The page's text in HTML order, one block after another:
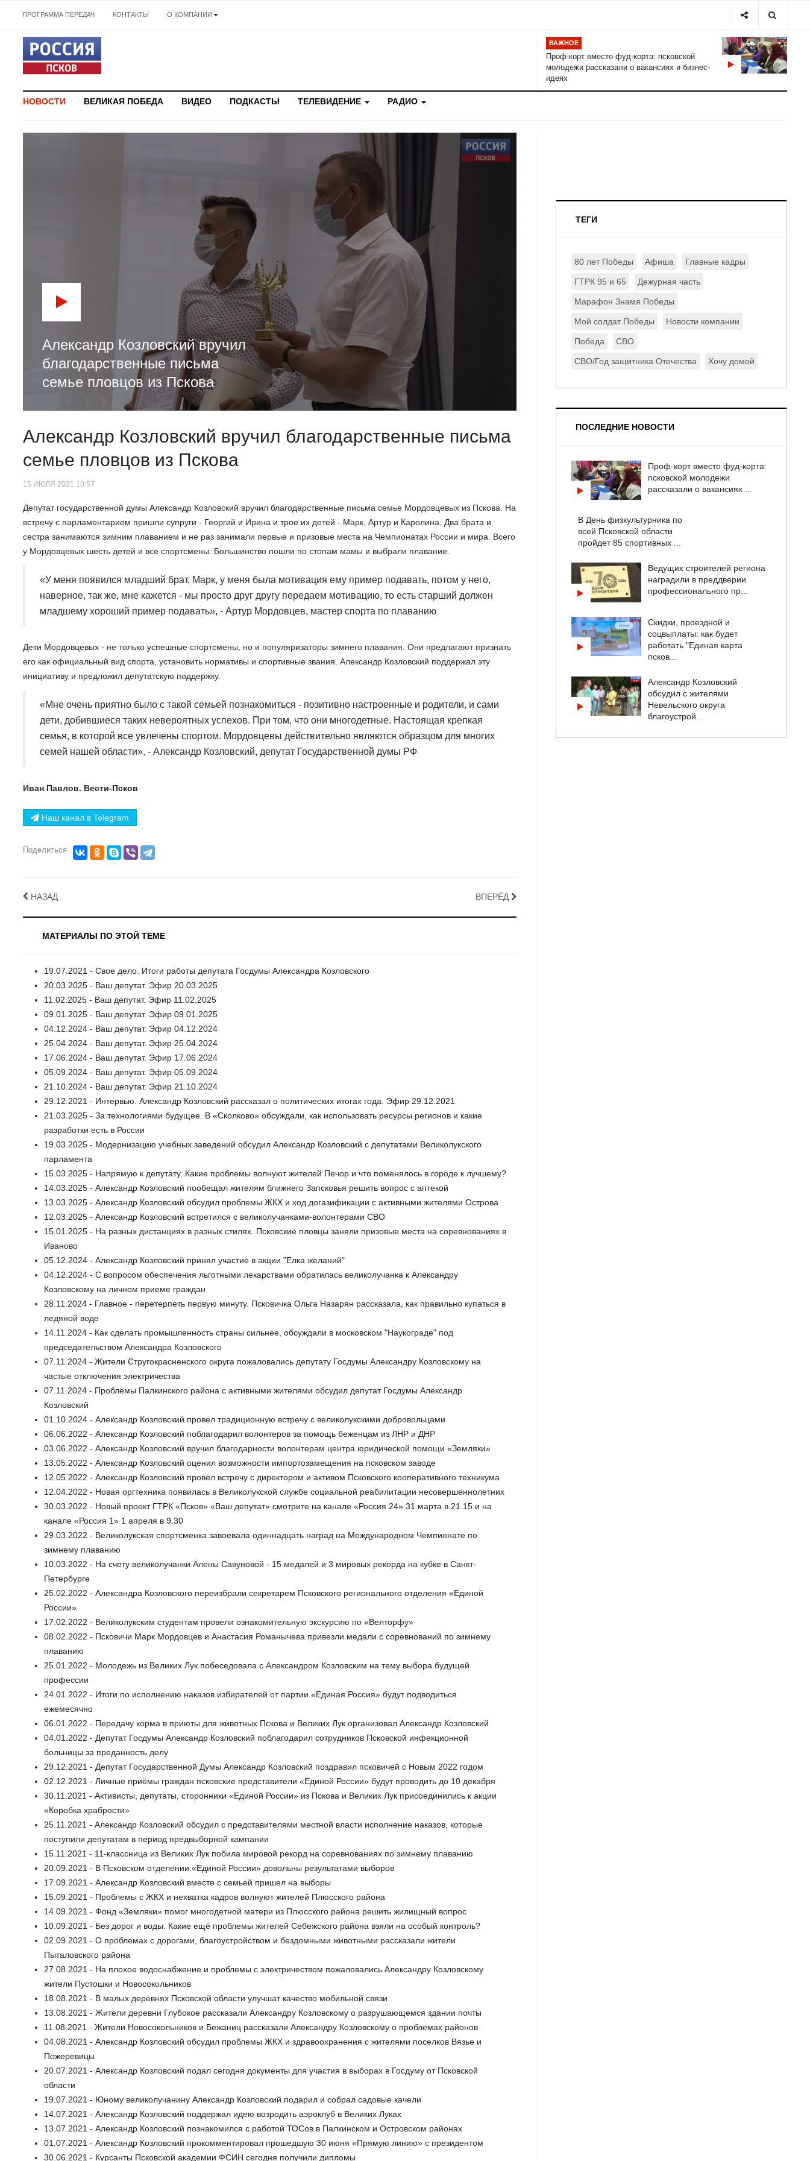
ПРОГРАММА ПЕРЕДАЧ КОНТАКТЫ О КОМПАНИИ
ВАЖНОЕ
Проф-корт вместо фуд-корта: псковской
молодежи рассказали о вакансиях и бизнес-
идеях
НОВОСТИ ВЕЛИКАЯ ПОБЕДА ВИДЕО ПОДКАСТЫ ТЕЛЕВИДЕНИЕ РАДИО
Александр Козловский вручил
благодарственные письма
семье пловцов из Пскова
Александр Козловский вручил благодарственные письма
семье пловцов из Пскова
15 ИЮЛЯ 2021 10:57
Депутат государственной думы Александр Козловский вручил благодарственные письма семье Мордовцевых из Пскова. На
встречу с парламентарием пришли супруги - Георгий и Ирина и трое их детей - Марк, Артур и Каролина. Два брата и
сестра занимаются зимним плаванием и не раз занимали первые и призовые места на Чемпионатах России и мира. Всего
у Мордовцевых шесть детей и все спортсмены. Большинство пошли по стопам мамы и выбрали плавание.
«У меня появился младший брат, Марк, у меня была мотивация ему пример подавать, потом у него,
наверное, так же, мне кажется - мы просто друг другу передаем мотивацию, то есть старший должен
младшему хороший пример подавать», - Артур Мордовцев, мастер спорта по плаванию
Дети Мордовцевых - не только успешные спортсмены, но и популяризаторы зимнего плавания. Они предлагают признать
его как официальный вид спорта, установить нормативы и спортивные звания. Александр Козловский поддержал эту
инициативу и предложил депутатскую поддержку.
«Мне очень приятно было с такой семьей познакомиться - позитивно настроенные и родители, и сами
дети, добившиеся таких невероятных успехов. При том, что они многодетные. Настоящая крепкая
семья, в которой все увлечены спортом. Мордовцевы действительно являются образцом для многих
семей нашей области», - Александр Козловский, депутат Государственной думы РФ
Иван Павлов. Вести-Псков
Наш канал в Telegram
Поделиться
НАЗАД ВПЕРЁД
МАТЕРИАЛЫ ПО ЭТОЙ ТЕМЕ
19.07.2021 - Свое дело. Итоги работы депутата Госдумы Александра Козловского
20.03.2025 - Ваш депутат. Эфир 20.03.2025
11.02.2025 - Ваш депутат. Эфир 11.02.2025
09.01.2025 - Ваш депутат. Эфир 09.01.2025
04.12.2024 - Ваш депутат. Эфир 04.12.2024
25.04.2024 - Ваш депутат. Эфир 25.04.2024
17.06.2024 - Ваш депутат. Эфир 17.06.2024
05.09.2024 - Ваш депутат. Эфир 05.09.2024
21.10.2024 - Ваш депутат. Эфир 21.10.2024
29.12.2021 - Интервью. Александр Козловский рассказал о политических итогах года. Эфир 29.12.2021
21.03.2025 - За технологиями будущее. В «Сколково» обсуждали, как использовать ресурсы регионов и какие
разработки есть в России
19.03.2025 - Модернизацию учебных заведений обсудил Александр Козловский с депутатами Великолукского
парламента
15.03.2025 - Напрямую к депутату. Какие проблемы волнуют жителей Печор и что поменялось в городе к лучшему?
14.03.2025 - Александр Козловский пообещал жителям ближнего Запсковья решить вопрос с аптекой
13.03.2025 - Александр Козловский обсудил проблемы ЖКХ и ход догазификации с активными жителями Острова
12.03.2025 - Александр Козловский встретился с великолучанками-волонтерами СВО
15.01.2025 - На разных дистанциях в разных стилях. Псковские пловцы заняли призовые места на соревнованиях в
Иваново
05.12.2024 - Александр Козловский принял участие в акции "Елка желаний"
04.12.2024 - С вопросом обеспечения льготными лекарствами обратилась великолучанка к Александру
Козловскому на личном приеме граждан
28.11.2024 - Главное - перетерпеть первую минуту. Псковичка Ольга Назарян рассказала, как правильно купаться в
ледяной воде
14.11.2024 - Как сделать промышленность страны сильнее, обсуждали в московском "Наукограде" под
председательством Александра Козловского
07.11.2024 - Жители Стругокрасненского округа пожаловались депутату Госдумы Александру Козловскому на
частые отключения электричества
07.11.2024 - Проблемы Палкинского района с активными жителями обсудил депутат Госдумы Александр
Козловский
01.10.2024 - Александр Козловский провел традиционную встречу с великолукскими добровольцами
06.06.2022 - Александр Козловский поблагодарил волонтеров за помощь беженцам из ЛНР и ДНР
03.06.2022 - Александр Козловский вручил благодарности волонтерам центра юридической помощи «Земляки»
13.05.2022 - Александр Козловский оценил возможности импортозамещения на псковском заводе
12.05.2022 - Александр Козловский провёл встречу с директором и активом Псковского кооперативного техникума
12.04.2022 - Новая оргтехника появилась в Великолукской службе социальной реабилитации несовершеннолетних
30.03.2022 - Новый проект ГТРК «Псков» «Ваш депутат» смотрите на канале «Россия 24» 31 марта в 21.15 и на
канале «Россия 1» 1 апреля в 9.30
29.03.2022 - Великолукская спортсменка завоевала одиннадцать наград на Международном Чемпионате по
зимнему плаванию
10.03.2022 - На счету великолучанки Алены Савуновой - 15 медалей и 3 мировых рекорда на кубке в Санкт-
Петербурге
25.02.2022 - Александра Козловского переизбрали секретарем Псковского регионального отделения «Единой
России»
17.02.2022 - Великолукским студентам провели ознакомительную экскурсию по «Велторфу»
08.02.2022 - Псковичи Марк Мордовцев и Анастасия Романычева привезли медали с соревнований по зимнему
плаванию
25.01.2022 - Молодежь из Великих Лук побеседовала с Александром Козловским на тему выбора будущей
профессии
24.01.2022 - Итоги по исполнению наказов избирателей от партии «Единая Россия» будут подводиться
ежемесячно
06.01.2022 - Передачу корма в приюты для животных Пскова и Великих Лук организовал Александр Козловский
04.01.2022 - Депутат Госдумы Александр Козловский поблагодарил сотрудников Псковской инфекционной
больницы за преданность делу
29.12.2021 - Депутат Государственной Думы Александр Козловский поздравил псковичей с Новым 2022 годом
02.12.2021 - Личные приёмы граждан псковские представители «Единой России» будут проводить до 10 декабря
30.11.2021 - Активисты, депутаты, сторонники «Единой России» из Пскова и Великих Лук присоединились к акции
«Коробка храбрости»
25.11.2021 - Александр Козловский обсудил с представителями местной власти исполнение наказов, которые
поступили депутатам в период предвыборной кампании
15.11.2021 - 11-классница из Великих Лук побила мировой рекорд на соревнованиях по зимнему плаванию
20.09.2021 - В Псковском отделении «Единой России» довольны результатами выборов
17.09.2021 - Александр Козловский вместе с семьей пришел на выборы
15.09.2021 - Проблемы с ЖКХ и нехватка кадров волнуют жителей Плюсского района
14.09.2021 - Фонд «Земляки» помог многодетной матери из Плюсского района решить жилищный вопрос
10.09.2021 - Без дорог и воды. Какие ещё проблемы жителей Себежского района взяли на особый контроль?
02.09.2021 - О проблемах с дорогами, благоустройством и бездомными животными рассказали жители
Пыталовского района
27.08.2021 - На плохое водоснабжение и проблемы с электричеством пожаловались Александру Козловскому
жители Пустошки и Новосокольников
18.08.2021 - В малых деревнях Псковской области улучшат качество мобильной связи
13.08.2021 - Жители деревни Глубокое рассказали Александру Козловскому о разрушающемся здании почты
11.08.2021 - Жители Новосокольников и Бежаниц рассказали Александру Козловскому о проблемах районов
04.08.2021 - Александр Козловский обсудил проблемы ЖКХ и здравоохранения с жителями поселков Вязье и
Пожеревицы
20.07.2021 - Александр Козловский подал сегодня документы для участия в выборах в Госдуму от Псковской
области
19.07.2021 - Юному великолучанину Александр Козловский подарил и собрал садовые качели
14.07.2021 - Александр Козловский поддержал идею возродить аэроклуб в Великих Луках
13.07.2021 - Александр Козловский познакомился с работой ТОСов в Палкинском и Островском районах
01.07.2021 - Александр Козловский прокомментировал прошедшую 30 июня «Прямую линию» с президентом
30.06.2021 - Курсанты Псковской академии ФСИН сегодня получили дипломы
ТЕГИ
80 лет Победы Афиша Главные кадры
ГТРК 95 и 65 Дежурная часть
Марафон Знамя Победы
Мой солдат Победы Новости компании
Победа СВО
СВО/Год защитника Отечества Хочу домой
ПОСЛЕДНИЕ НОВОСТИ
Проф-корт вместо фуд-корта:
псковской молодежи
рассказали о вакансиях ...
В День физкультурника по
всей Псковской области
пройдет 85 спортивных ...
Ведущих строителей региона
наградили в преддверии
профессионального пр...
Скидки, проездной и
соцвыплаты: как будет
работать "Единая карта
псков...
Александр Козловский
обсудил с жителями
Невельского округа
благоустрой...